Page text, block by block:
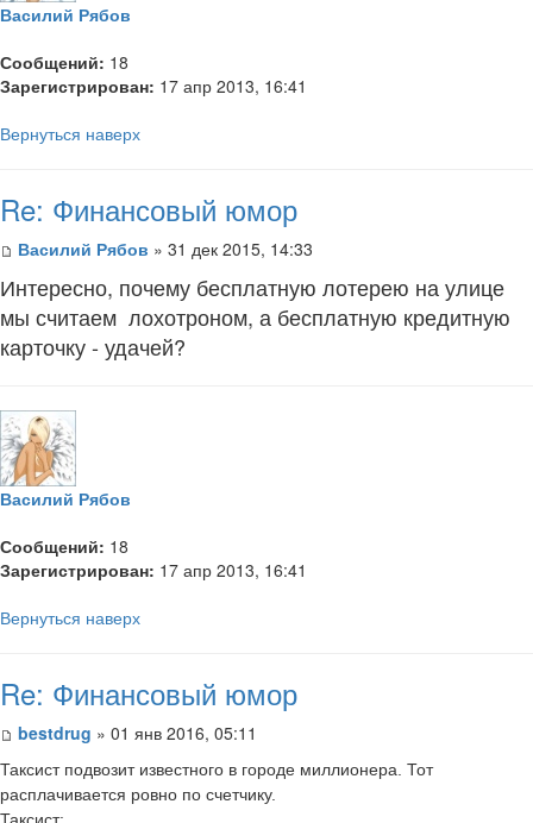
Василий Рябов
Сообщений: 18
Зарегистрирован: 17 апр 2013, 16:41
Вернуться наверх
Re: Финансовый юмор
Василий Рябов » 31 дек 2015, 14:33
Интересно, почему бесплатную лотерею на улице
мы считаем лохотроном, а бесплатную кредитную
карточку - удачей?
Василий Рябов
Сообщений: 18
Зарегистрирован: 17 апр 2013, 16:41
Вернуться наверх
Re: Финансовый юмор
bestdrug » 01 янв 2016, 05:11
Таксист подвозит известного в городе миллионера. Тот
расплачивается ровно по счетчику.